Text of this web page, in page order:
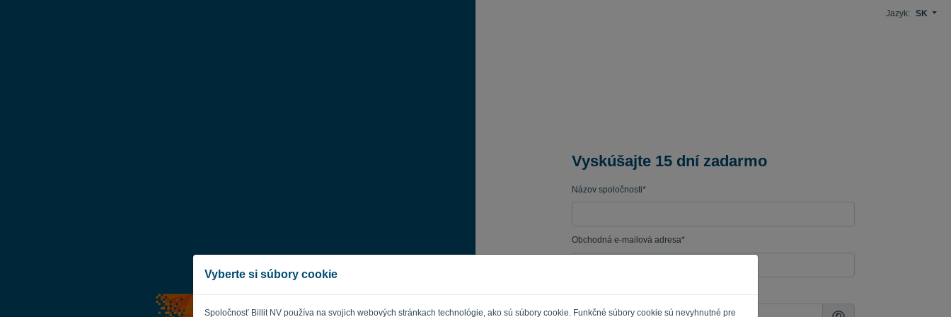
Vyberte si súbory cookie
Spoločnosť Billit NV používa na svojich webových stránkach technológie, ako sú súbory cookie. Funkčné súbory cookie sú nevyhnutné pre
Jazyk: SK
Vyskúšajte 15 dní zadarmo
Názov spoločnosti*
Obchodná e-mailová adresa*